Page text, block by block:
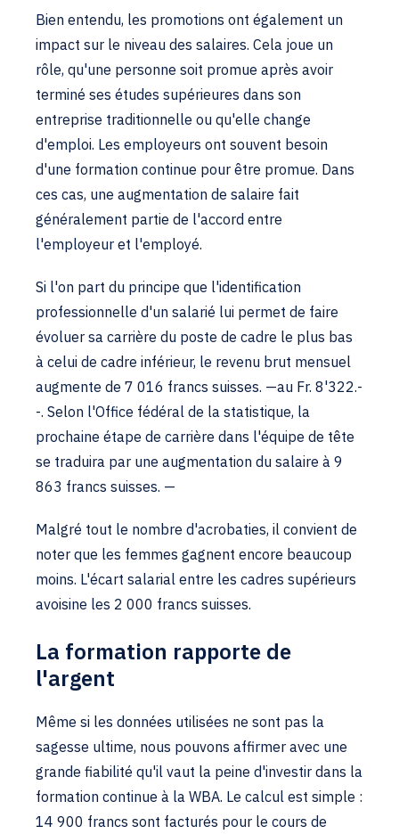
Bien entendu, les promotions ont également un
impact sur le niveau des salaires. Cela joue un
rôle, qu'une personne soit promue après avoir
terminé ses études supérieures dans son
entreprise traditionnelle ou qu'elle change
d'emploi. Les employeurs ont souvent besoin
d'une formation continue pour être promue. Dans
ces cas, une augmentation de salaire fait
généralement partie de l'accord entre
l'employeur et l'employé.
Si l'on part du principe que l'identification
professionnelle d'un salarié lui permet de faire
évoluer sa carrière du poste de cadre le plus bas
à celui de cadre inférieur, le revenu brut mensuel
augmente de 7 016 francs suisses. —au Fr. 8'322.-
-. Selon l'Office fédéral de la statistique, la
prochaine étape de carrière dans l'équipe de tête
se traduira par une augmentation du salaire à 9
863 francs suisses. —
Malgré tout le nombre d'acrobaties, il convient de
noter que les femmes gagnent encore beaucoup
moins. L'écart salarial entre les cadres supérieurs
avoisine les 2 000 francs suisses.
La formation rapporte de
l'argent
Même si les données utilisées ne sont pas la
sagesse ultime, nous pouvons affirmer avec une
grande fiabilité qu'il vaut la peine d'investir dans la
formation continue à la WBA. Le calcul est simple :
14 900 francs sont facturés pour le cours de